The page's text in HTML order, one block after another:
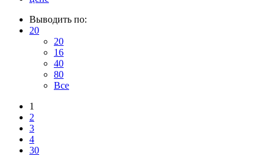
Выводить по:
20
20
16
40
80
Все
1
2
3
4
30